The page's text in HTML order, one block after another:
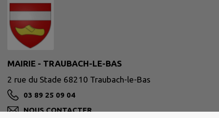
MAIRIE - TRAUBACH-LE-BAS
2 rue du Stade 68210 Traubach-le-Bas
03 89 25 09 04
NOUS CONTACTER